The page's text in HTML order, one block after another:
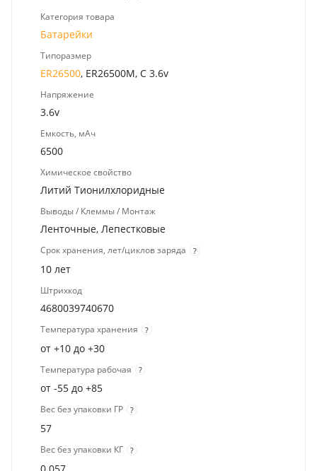
Категория товара
Батарейки
Типоразмер
ER26500, ER26500M, C 3.6v
Напряжение
3.6v
Емкость, мАч
6500
Химическое свойство
Литий Тионилхлоридные
Выводы / Клеммы / Монтаж
Ленточные, Лепестковые
Срок хранения, лет/циклов заряда ?
10 лет
Штрихкод
4680039740670
Температура хранения ?
от +10 до +30
Температура рабочая ?
от -55 до +85
Вес без упаковки ГР ?
57
Вес без упаковки КГ ?